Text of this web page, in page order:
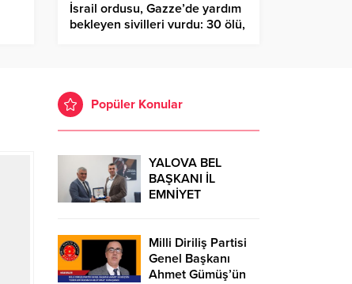
İsrail ordusu, Gazze’de yardım
bekleyen sivilleri vurdu: 30 ölü,
Popüler Konular
YALOVA BEL
BAŞKANI İL
EMNİYET
Milli Diriliş Partisi
Genel Başkanı
Ahmet Gümüş’ün